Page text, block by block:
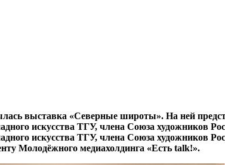
выставка «Северные широты». На ней
искусства ТГУ, члена Союза художников
искусства ТГУ, члена Союза художников
Молодёжного медиахолдинга «Есть talk!».